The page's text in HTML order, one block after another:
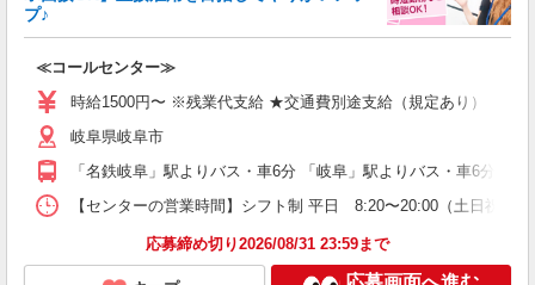
プ♪
≪コールセンター≫
時給1500円〜 ※残業代支給 ★交通費別途支給（規定あり） ゜+
岐阜県岐阜市
「名鉄岐阜」駅よりバス・車6分 「岐阜」駅よりバス・車6分
【センターの営業時間】シフト制 平日 8:20〜20:00（土日祝
応募締め切り2026/08/31 23:59まで